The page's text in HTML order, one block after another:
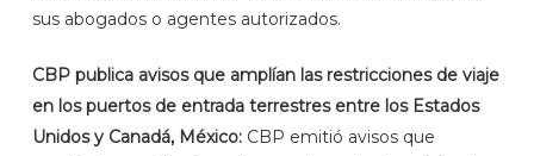
sus abogados o agentes autorizados.
CBP publica avisos que amplían las restricciones de viaje
en los puertos de entrada terrestres entre los Estados
Unidos y Canadá, México:CBP emitió avisos que